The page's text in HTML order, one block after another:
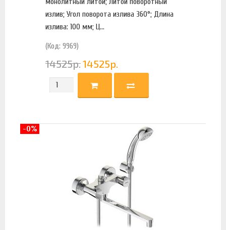
излив; Угол поворота излива 360°; Длина
излива: 100 мм; Ц...
(Код: 9969)
14525р.14525р.
-0%